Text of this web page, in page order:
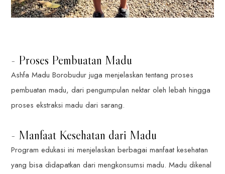
- Proses Pembuatan Madu
Ashfa Madu Borobudur juga menjelaskan tentang proses
pembuatan madu, dari pengumpulan nektar oleh lebah hingga
proses ekstraksi madu dari sarang.
- Manfaat Kesehatan dari Madu
Program edukasi ini menjelaskan berbagai manfaat kesehatan
yang bisa didapatkan dari mengkonsumsi madu. Madu dikenal